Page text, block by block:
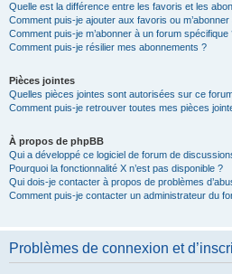
Quelle est la différence entre les favoris et les
Comment puis-je ajouter aux favoris ou
Comment puis-je m’abonner à un forum spécifique
Comment puis-je résilier mes abonnements ?
Pièces jointes
Quelles pièces jointes sont autorisées sur ce
Comment puis-je retrouver toutes mes pièces
À propos de phpBB
Qui a développé ce logiciel de forum de
Pourquoi la fonctionnalité X n’est pas disponible ?
Qui dois-je contacter à propos de problèmes
Comment puis-je contacter un administrateur du
Problèmes de connexion et